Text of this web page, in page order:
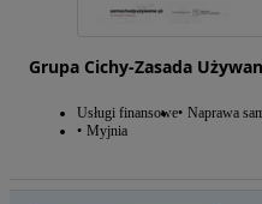
Grupa Cichy-Zasada
Usługi finansowe Naprawa
Myjnia